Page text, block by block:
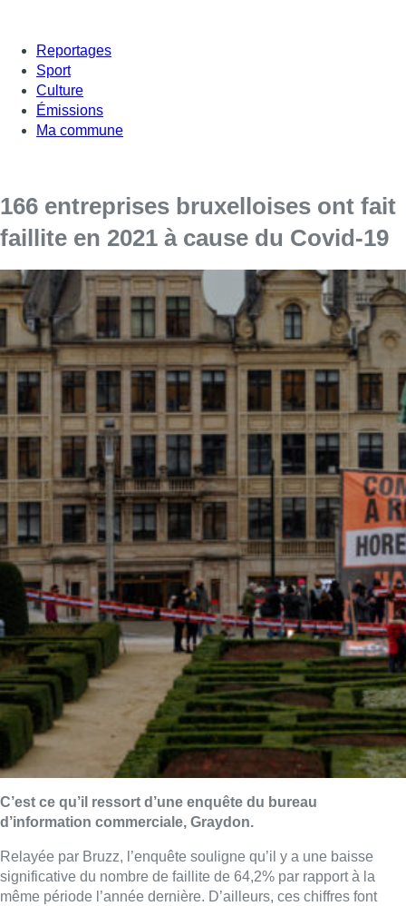
Reportages
Sport
Culture
Émissions
Ma commune
166 entreprises bruxelloises ont fait
faillite en 2021 à cause du Covid-19
C’est ce qu’il ressort d’une enquête du bureau
d’information commerciale, Graydon.
Relayée par Bruzz, l’enquête souligne qu’il y a une baisse
significative du nombre de faillite de 64,2% par rapport à la
même période l’année dernière. D’ailleurs, ces chiffres font